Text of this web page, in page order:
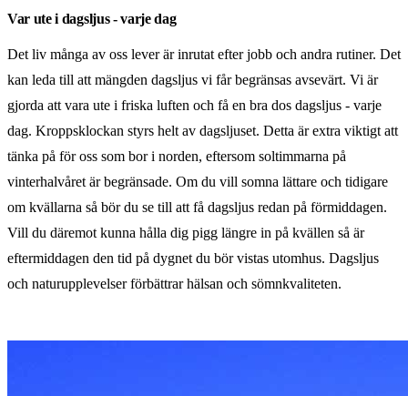
Var ute i dagsljus - varje dag
Det liv många av oss lever är inrutat efter jobb och andra rutiner. Det
kan leda till att mängden dagsljus vi får begränsas avsevärt. Vi är
gjorda att vara ute i friska luften och få en bra dos dagsljus - varje
dag. Kroppsklockan styrs helt av dagsljuset. Detta är extra viktigt att
tänka på för oss som bor i norden, eftersom soltimmarna på
vinterhalvåret är begränsade. Om du vill somna lättare och tidigare
om kvällarna så bör du se till att få dagsljus redan på förmiddagen.
Vill du däremot kunna hålla dig pigg längre in på kvällen så är
eftermiddagen den tid på dygnet du bör vistas utomhus. Dagsljus
och naturupplevelser förbättrar hälsan och sömnkvaliteten.